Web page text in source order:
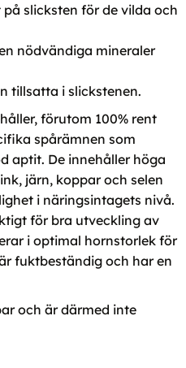
slicksten för de vilda och
nödvändiga mineraler
tillsatta i slickstenen.
förutom 100% rent
spårämnen som
aptit. De innehåller höga
järn, koppar och selen
i näringsintagets nivå.
för bra utveckling av
i optimal hornstorlek för
fuktbeständig och har en
och är därmed inte